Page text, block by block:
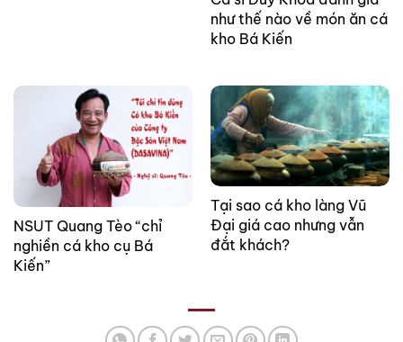
như thế nào về món ăn cá
kho Bá Kiến
NSUT Quang Tèo “chỉ
nghiền cá kho cụ Bá
Kiến”
Tại sao cá kho làng Vũ
Đại giá cao nhưng vẫn
đắt khách?